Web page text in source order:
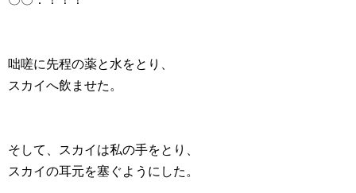
咄嗟に先程の薬と水をとり、
スカイへ飲ませた。
そして、スカイは私の手をとり、
スカイの耳元を塞ぐようにした。